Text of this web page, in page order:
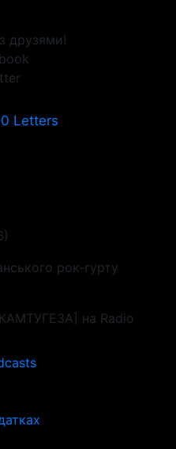
друзями!
Letters
рок-гурту
на Radio